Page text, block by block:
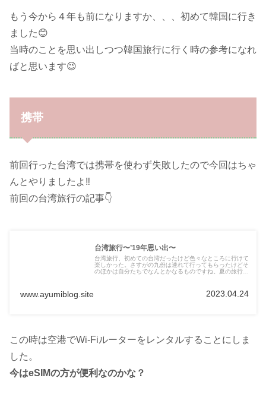
もう今から４年も前になりますか、、、初めて韓国に行き
ました😊
当時のことを思い出しつつ韓国旅行に行く時の参考になれ
ばと思います😉
携帯
前回行った台湾では携帯を使わず失敗したので今回はちゃ
んとやりましたよ‼️
前回の台湾旅行の記事👇
台湾旅行〜’19年思い出〜
台湾旅行、初めての台湾だったけど色々なところに行けて
楽しかった。さすがの九份は連れて行ってもらったけどそ
のほかは自分たちでなんとかなるものですね。夏の旅行に
www.ayumiblog.site 2023.04.24
この時は空港でWi-Fiルーターをレンタルすることにしま
した。
今はeSIMの方が便利なのかな？